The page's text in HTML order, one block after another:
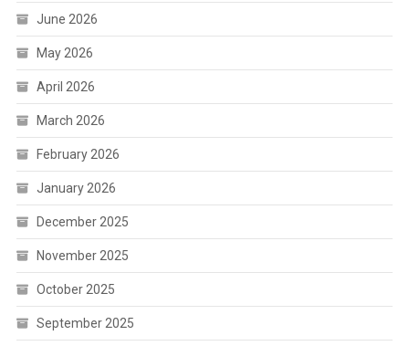
June 2026
May 2026
April 2026
March 2026
February 2026
January 2026
December 2025
November 2025
October 2025
September 2025